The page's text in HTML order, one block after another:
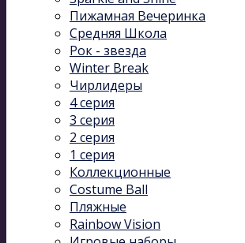
Пижамная Вечеринка
Средняя Школа
Рок - звезда
Winter Break
Чирлидеры
4 серия
3 серия
2 серия
1 серия
Коллекционные
Costume Ball
Пляжные
Rainbow Vision